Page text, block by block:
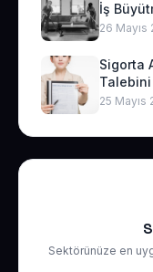
İş
26 Mayıs
Sigorta
25 Mayıs
Sektörünüze en